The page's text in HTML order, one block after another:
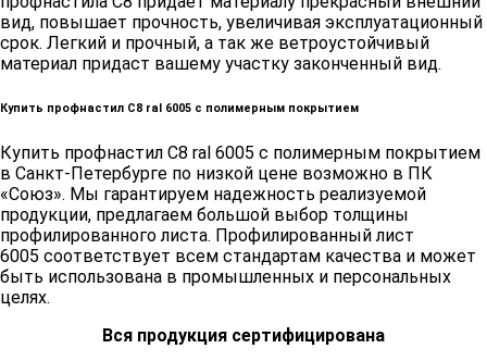
вид, повышает прочность, увеличивая эксплуатационный
срок. Легкий и прочный, а так же ветроустойчивый
материал придаст вашему участку законченный вид.
Купить профнастил С8 ral 6005 с полимерным покрытием
Купить профнастил С8 ral 6005 с полимерным покрытием
в Санкт-Петербурге по низкой цене возможно в ПК
«Союз». Мы гарантируем надежность реализуемой
продукции, предлагаем большой выбор толщины
профилированного листа. Профилированный лист
6005 соответствует всем стандартам качества и может
быть использована в промышленных и персональных
целях.
Вся продукция сертифицирована